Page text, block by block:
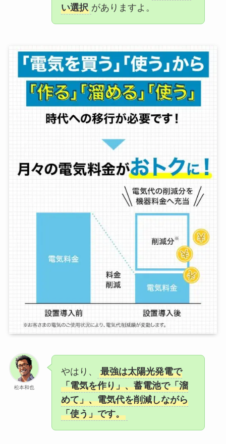
い選択 がありますよ。
松本和也
やはり、
最強は太陽光発電で
「電気を作り」、蓄電池で「溜
めて」、電気代を削減しながら
「使う」です。